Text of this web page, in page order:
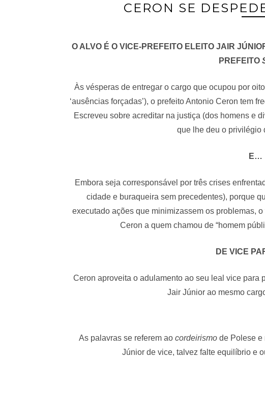
CERON SE
O ALVO É O VICE-PREFEITO ELEITO JAIR
PREFEITO
Às vésperas de entregar o cargo que ocupou por
‘ausências forçadas’), o prefeito Antonio Ceron tem
Escreveu sobre acreditar na justiça (dos homens e
que lhe deu o privilégio
E…
Embora seja corresponsável por três crises
cidade e buraqueira sem precedentes), porque
executado ações que minimizassem os problemas,
Ceron a quem chamou de “homem
DE VICE
Ceron aproveita o adulamento ao seu leal vice para
Jair Júnior ao mesmo
As palavras se referem aocordeirismo de Polese e
Júnior de vice, talvez falte equilíbrio e